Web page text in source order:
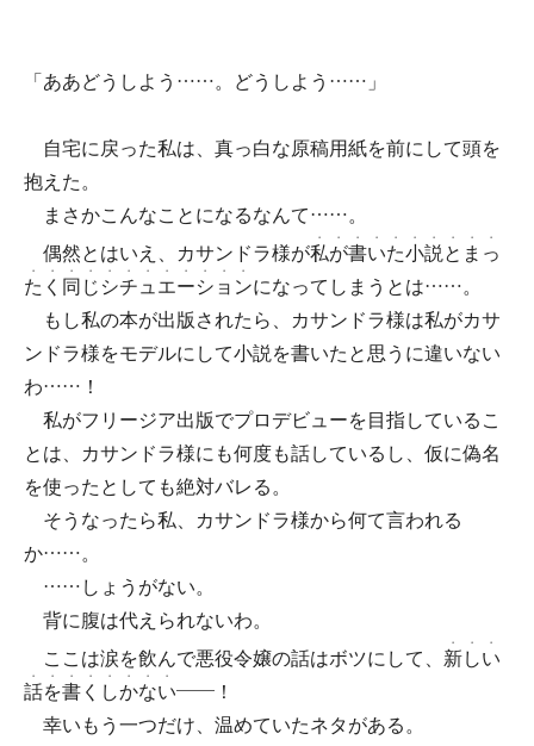
「ああどうしよう……。どうしよう……」
自宅に戻った私は、真っ白な原稿用紙を前にして頭を
抱えた。
まさかこんなことになるなんて……。
偶然とはいえ、カサンドラ様が私
・
が
・
書
・
い
・
た
・
小
・
説
・
と
・
ま
・
っ
・
た
・
く
・
同
・
じ
・
シ
・
チ
・
ュ
・
エ
・
ー
・
シ
・
ョ
・
ン
・
になってしまうとは……。
もし私の本が出版されたら、カサンドラ様は私がカサ
ンドラ様をモデルにして小説を書いたと思うに違いない
わ……！
私がフリージア出版でプロデビューを目指しているこ
とは、カサンドラ様にも何度も話しているし、仮に偽名
を使ったとしても絶対バレる。
そうなったら私、カサンドラ様から何て言われる
か……。
……しょうがない。
背に腹は代えられないわ。
ここは涙を飲んで悪役令嬢の話はボツにして、 新
・
し
・
い
・
話
・
を
・
書
・
く
・
し
・
か
・
な
・
い
・
――！
幸いもう一つだけ、温めていたネタがある。